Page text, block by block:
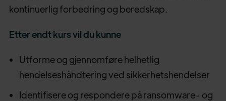
kontinuerlig forbedring og beredskap.
Etter endt kurs vil du kunne
Utforme og gjennomføre helhetlig
hendelseshåndtering ved sikkerhetshendelser
Identifisere og respondere på ransomware- og